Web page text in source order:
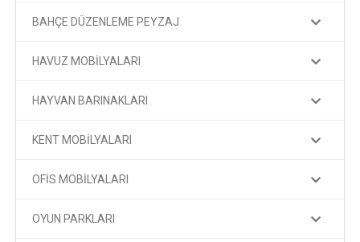
BAHÇE DÜZENLEME PEYZAJ
HAVUZ MOBİLYALARI
HAYVAN BARINAKLARI
KENT MOBİLYALARI
OFİS MOBİLYALARI
OYUN PARKLARI